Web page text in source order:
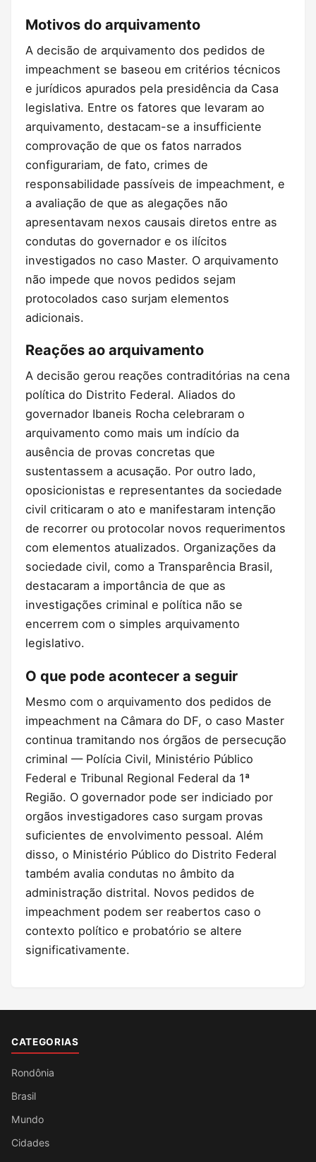
Motivos do arquivamento
A decisão de arquivamento dos pedidos de
impeachment se baseou em critérios técnicos
e jurídicos apurados pela presidência da Casa
legislativa. Entre os fatores que levaram ao
arquivamento, destacam-se a insufficiente
comprovação de que os fatos narrados
configurariam, de fato, crimes de
responsabilidade passíveis de impeachment, e
a avaliação de que as alegações não
apresentavam nexos causais diretos entre as
condutas do governador e os ilícitos
investigados no caso Master. O arquivamento
não impede que novos pedidos sejam
protocolados caso surjam elementos
adicionais.
Reações ao arquivamento
A decisão gerou reações contraditórias na cena
política do Distrito Federal. Aliados do
governador Ibaneis Rocha celebraram o
arquivamento como mais um indício da
ausência de provas concretas que
sustentassem a acusação. Por outro lado,
oposicionistas e representantes da sociedade
civil criticaram o ato e manifestaram intenção
de recorrer ou protocolar novos requerimentos
com elementos atualizados. Organizações da
sociedade civil, como a Transparência Brasil,
destacaram a importância de que as
investigações criminal e política não se
encerrem com o simples arquivamento
legislativo.
O que pode acontecer a seguir
Mesmo com o arquivamento dos pedidos de
impeachment na Câmara do DF, o caso Master
continua tramitando nos órgãos de persecução
criminal — Polícia Civil, Ministério Público
Federal e Tribunal Regional Federal da 1ª
Região. O governador pode ser indiciado por
orgãos investigadores caso surgam provas
suficientes de envolvimento pessoal. Além
disso, o Ministério Público do Distrito Federal
também avalia condutas no âmbito da
administração distrital. Novos pedidos de
impeachment podem ser reabertos caso o
contexto político e probatório se altere
significativamente.
CATEGORIAS
Rondônia
Brasil
Mundo
Cidades